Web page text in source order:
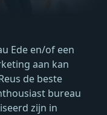
Ede en/of een
aan kan
de beste
bureau
zijn in